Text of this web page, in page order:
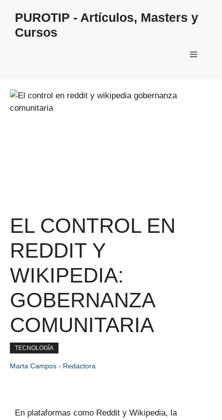
contenido
PUROTIP - Artículos, Masters y
Cursos
Menú
EL CONTROL EN
REDDIT Y
WIKIPEDIA:
GOBERNANZA
COMUNITARIA
TECNOLOGÍA
Marta Campos - Redactora
En plataformas como Reddit y Wikipedia, la